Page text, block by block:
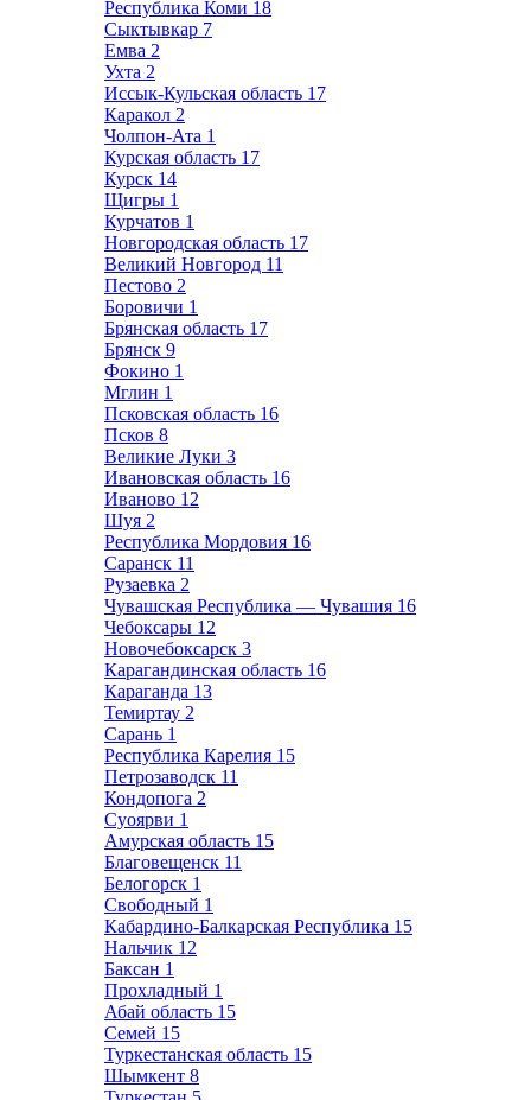
Республика Коми 18
Сыктывкар 7
Емва 2
Ухта 2
Иссык-Кульская область 17
Каракол 2
Чолпон-Ата 1
Курская область 17
Курск 14
Щигры 1
Курчатов 1
Новгородская область 17
Великий Новгород 11
Пестово 2
Боровичи 1
Брянская область 17
Брянск 9
Фокино 1
Мглин 1
Псковская область 16
Псков 8
Великие Луки 3
Ивановская область 16
Иваново 12
Шуя 2
Республика Мордовия 16
Саранск 11
Рузаевка 2
Чувашская Республика — Чувашия 16
Чебоксары 12
Новочебоксарск 3
Карагандинская область 16
Караганда 13
Темиртау 2
Сарань 1
Республика Карелия 15
Петрозаводск 11
Кондопога 2
Суоярви 1
Амурская область 15
Благовещенск 11
Белогорск 1
Свободный 1
Кабардино-Балкарская Республика 15
Нальчик 12
Баксан 1
Прохладный 1
Абай область 15
Семей 15
Туркестанская область 15
Шымкент 8